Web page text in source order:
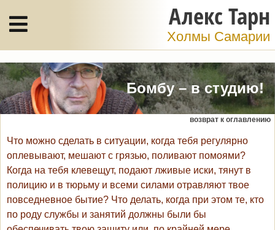
Алекс Тарн
Холмы Самарии
Бомбу – в студию!
возврат к оглавлению
Что можно сделать в ситуации, когда тебя регулярно
оплевывают, мешают с грязью, поливают помоями?
Когда на тебя клевещут, подают лживые иски, тянут в
полицию и в тюрьму и всеми силами отравляют твое
повседневное бытие? Что делать, когда при этом те, кто
по роду службы и занятий должны были бы